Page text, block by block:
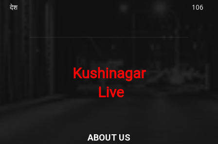
देश
106
ABOUT US